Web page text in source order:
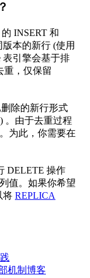
的 INSERT 和
本的新行 (使用
表引擎会基于排
重，仅保留
删除的新行形式
。由于去重过程
为此，你需要在
DELETE 操作
值。如果你希望
将 REPLICA
机制博客